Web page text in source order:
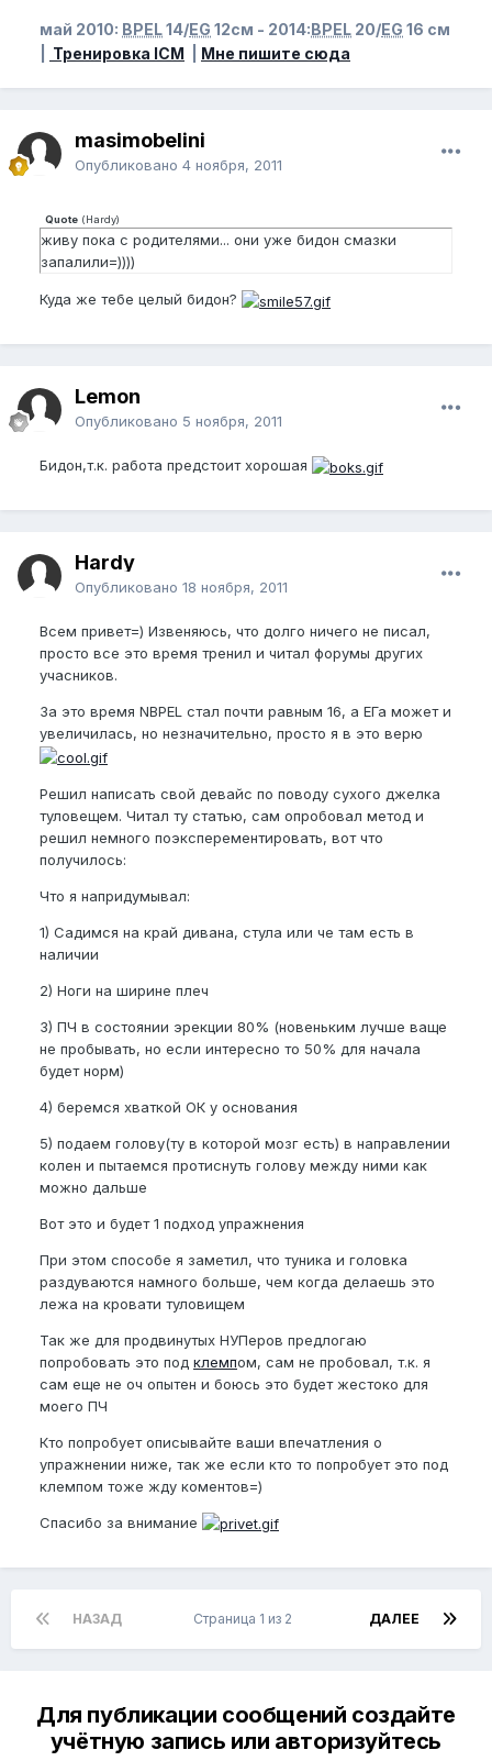
май 2010: BPEL14/EG 12см - 2014:BPEL 20/EG 16 см
Тренировка ICM Мне пишите сюда
masimobelini
Опубликовано 4 ноября, 2011
Quote (Hardy)
живу пока с родителями... они уже бидон смазки
запалили=))))
Куда же тебе целый бидон?
Lemon
Опубликовано 5 ноября, 2011
Бидон,т.к. работа предстоит хорошая
Hardy
Опубликовано 18 ноября, 2011
Всем привет=) Извеняюсь, что долго ничего не писал,
просто все это время тренил и читал форумы других
учасников.
За это время NBPEL стал почти равным 16, а ЕГа может и
увеличилась, но незначительно, просто я в это верю
Решил написать свой девайс по поводу сухого джелка
туловещем. Читал ту статью, сам опробовал метод и
решил немного поэксперементировать, вот что
получилось:
Что я напридумывал:
1) Садимся на край дивана, стула или че там есть в
наличии
2) Ноги на ширине плеч
3) ПЧ в состоянии эрекции 80% (новеньким лучше ваще
не пробывать, но если интересно то 50% для начала
будет норм)
4) беремся хваткой ОК у основания
5) подаем голову(ту в которой мозг есть) в направлении
колен и пытаемся протиснуть голову между ними как
можно дальше
Вот это и будет 1 подход упражнения
При этом способе я заметил, что туника и головка
раздуваются намного больше, чем когда делаешь это
лежа на кровати туловищем
Так же для продвинутых НУПеров предлогаю
попробовать это под клемпом, сам не пробовал, т.к. я
сам еще не оч опытен и боюсь это будет жестоко для
моего ПЧ
Кто попробует описывайте ваши впечатления о
упражнении ниже, так же если кто то попробует это под
клемпом тоже жду коментов=)
Спасибо за внимание
НАЗАД ДАЛЕЕ
Страница 1 из 2
Для публикации сообщений создайте
учётную запись или авторизуйтесь